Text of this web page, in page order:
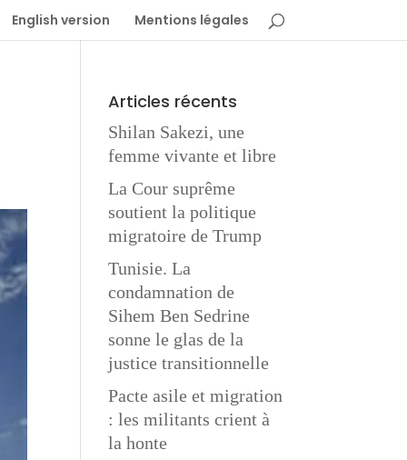
English version Mentions légales
Articles récents
Shilan Sakezi, une
femme vivante et libre
La Cour suprême
soutient la politique
migratoire de Trump
Tunisie. La
condamnation de
Sihem Ben Sedrine
sonne le glas de la
justice transitionnelle
Pacte asile et migration
: les militants crient à
la honte